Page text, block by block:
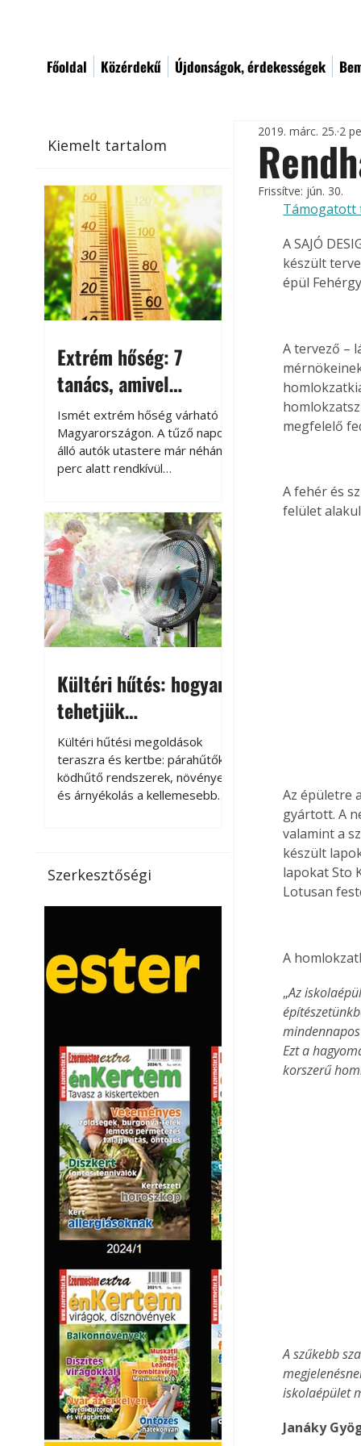
Főoldal Közérdekű Újdonságok, érdekességek
Kiemelt tartalom
Extrém hőség: 7
tanács, amivel
megóvhatjuk
autónkat a nyári
károktól
Ismét extrém hőség várható
Magyarországon. A tűző napon
álló autók utastere már néhány
perc alatt rendkívül
megközelítheti. Ez nemcsak a
beszállást teszi kellemetlenné,
hanem az autó állapotára és a
benne hagyott tárgyakra is
káros hatással lehet. Néhány
egyszerű óvintézkedéssel
azonban jelentősen
csökkenthetjük a hőség káros
Kültéri hűtés: hogyan
tehetjük
kellemesebbé a
teraszt és a kertet?
Kültéri hűtési megoldások
teraszra és kertbe: párahűtők,
ködhűtő rendszerek, növények
és árnyékolás a kellemesebb
jelentőséget kapott, ahogy a
nyári hőhullámok gyakoribbá és
a megoldást a meleg ellen, ma
már egyre többen keresnek
olyan kültéri hűtési
vendégl
Szerkesztőségi
2019. márc. 25. 2
Frissítve: jún. 30.
Támogatott
A SAJÓ
készült
épül
A tervező –
megfelelő
A fehér és
felület
Az épületre
gyártott. A
valamint a
készült
lapokat Sto
Lotusan
A
„Az
Ezt a
korszerű
A szűkebb
iskolaépület
Janáky